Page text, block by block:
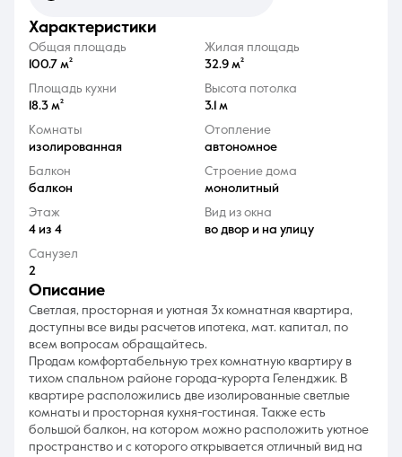
8 (861) 297-00-00
характеристики
Общая площадь
100.7 м²
Жилая площадь
32.9 м²
Площадь кухни
18.3 м²
Высота потолка
3.1 м
Комнаты
изолированная
Отопление
автономное
Балкон
балкон
Строение дома
монолитный
Этаж
4 из 4
Вид из окна
во двор и на улицу
Санузел
2
описание
Светлая, просторная и уютная 3х комнатная квартира,
доступны все виды расчетов ипотека, мат. капитал, по
всем вопросам обращайтесь.
Продам комфортабельную трех комнатную квартиру в
тихом спальном районе города-курорта Геленджик. В
квартире расположились две изолированные светлые
комнаты и просторная кухня-гостиная. Также есть
большой балкон, на котором можно расположить уютное
пространство и с которого открывается отличный вид на